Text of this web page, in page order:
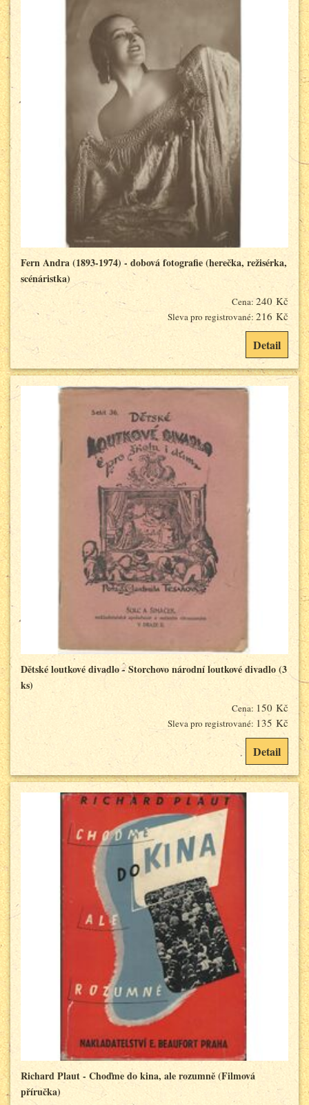
Fern Andra (1893-1974) - dobová fotografie (herečka, režisérka,
scénáristka)
Cena: 240 Kč
Sleva pro registrované: 216 Kč
Detail
Dětské loutkové divadlo - Storchovo národní loutkové divadlo (3
ks)
Cena: 150 Kč
Sleva pro registrované: 135 Kč
Detail
Richard Plaut - Choďme do kina, ale rozumně (Filmová
příručka)